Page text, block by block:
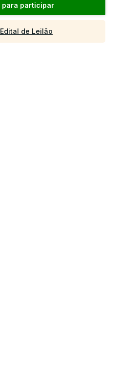
para participar
Edital de Leilão